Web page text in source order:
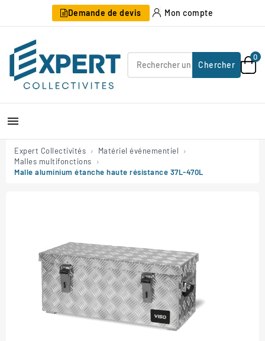
Demande de devis Mon compte
Chercher
0

Expert Collectivités
Matériel événementiel
Malles multifonctions
Malle aluminium étanche haute résistance 37L-470L